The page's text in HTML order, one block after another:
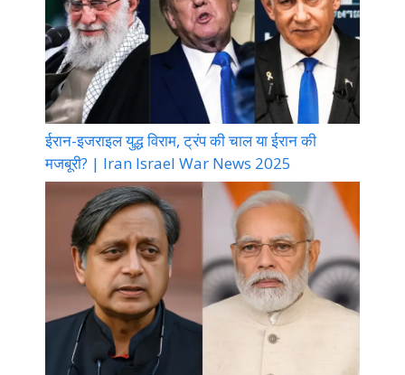
ईरान-इजराइल युद्ध विराम, ट्रंप की चाल या ईरान की
मजबूरी? | Iran Israel War News 2025